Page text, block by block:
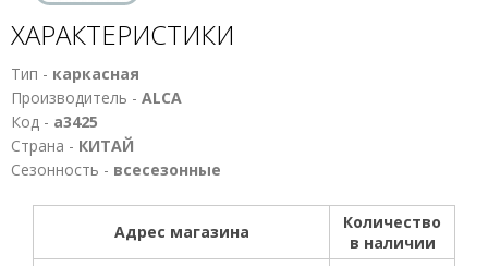
ХАРАКТЕРИСТИКИ
Тип - каркасная
Производитель - ALCA
Код - а3425
Страна - КИТАЙ
Сезонность - всесезонные
Адрес магазина
Количество
в наличии